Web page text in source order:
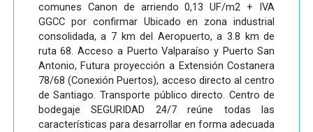
comunes Canon de arriendo 0,13 UF/m2 + IVA
GGCC por confirmar Ubicado en zona industrial
consolidada, a 7 km del Aeropuerto, a 3.8 km de
ruta 68. Acceso a Puerto Valparaíso y Puerto San
Antonio, Futura proyección a Extensión Costanera
78/68 (Conexión Puertos), acceso directo al centro
de Santiago. Transporte público directo. Centro de
bodegaje SEGURIDAD 24/7 reúne todas las
características para desarrollar en forma adecuada